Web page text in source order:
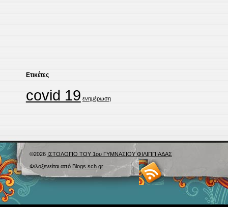
Ετικέτες
covid 19 ενημέρωση
©2026 ΙΣΤΟΛΟΓΙΟ ΤΟΥ 1ου ΓΥΜΝΑΣΙΟΥ ΦΙΛΙΠΠΙΑΔΑΣ
Φιλοξενείται από Blogs.sch.gr